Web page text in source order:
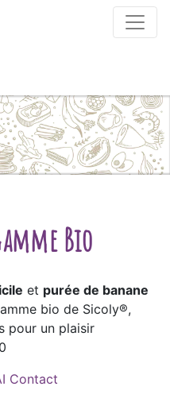
Bio
et purée de banane
bio de Sicoly®,
pour un plaisir
Contact